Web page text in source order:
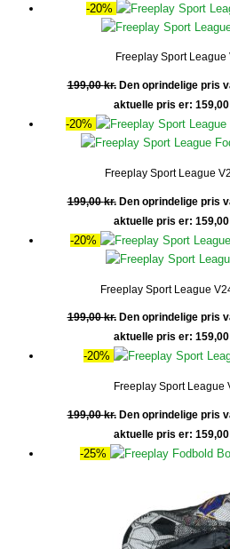
-20%
Freeplay Sport
199,00kr. Den oprindelige pris
aktuelle pris er:
-20%
Freeplay Sport League
199,00kr. Den oprindelige pris
aktuelle pris er:
-20%
Freeplay Sport League
199,00kr. Den oprindelige pris
aktuelle pris er:
-20%
Freeplay Sport
199,00kr. Den oprindelige pris
aktuelle pris er:
-25%